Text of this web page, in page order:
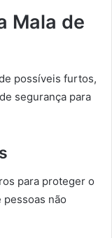
Mala de
possíveis furtos,
segurança para
para proteger o
não